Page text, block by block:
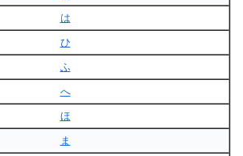
は
ひ
ふ
へ
ほ
ま